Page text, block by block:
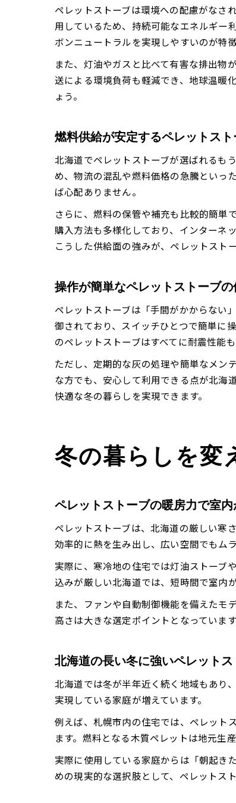
ペレットストーブは環境への配慮がなさ
用しているため、持続可能なエネルギー
ボンニュートラルを実現しやすいのが特徴
また、灯油やガスと比べて有害な排出物
送による環境負荷も軽減でき、地球温暖
ょう。
燃料供給が安定するペレットス
北海道でペレットストーブが選ばれるも
め、物流の混乱や燃料価格の急騰といっ
ば心配ありません。
さらに、燃料の保管や補充も比較的簡単
購入方法も多様化しており、インターネ
こうした供給面の強みが、ペレットスト
操作が簡単なペレットストーブ
ペレットストーブは「手間がかからない
御されており、スイッチひとつで簡単に
のペレットストーブはすべてに耐震性能
ただし、定期的な灰の処理や簡単なメン
な方でも、安心して利用できる点が北海
快適な冬の暮らしを実現できます。
冬の暮らしを変
ペレットストーブの暖房力で室
ペレットストーブは、北海道の厳しい寒
効率的に熱を生み出し、広い空間でもム
実際に、寒冷地の住宅では灯油ストーブ
込みが厳しい北海道では、短時間で室内
また、ファンや自動制御機能を備えたモ
高さは大きな選定ポイントとなっています
北海道の長い冬に強いペレット
北海道では冬が半年近く続く地域もあり
実現している家庭が増えています。
例えば、札幌市内の住宅では、ペレット
ます。燃料となる木質ペレットは地元生
実際に使用している家庭からは「朝起き
めの現実的な選択肢として、ペレットス